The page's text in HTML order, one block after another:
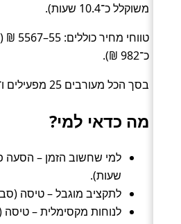
משוקלל כ־10.4 שעות).
טווחי
כ־982 ₪).
בסך הכל מעורבים 25 מפעילים ו־7 תחנות מוצא/יעד.
מה כדאי למי?
שעות).
לתקציב מוגבל – טיסה (סביב 879 ₪
לנוחות מקסימלית – טיסה (דירוג